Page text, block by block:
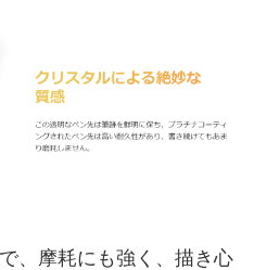
、摩耗にも強く、描き心